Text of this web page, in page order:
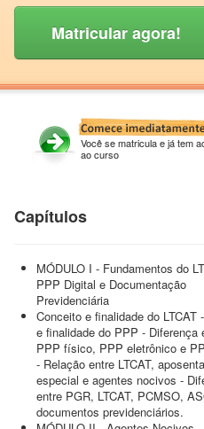
Matricular agora!
Você se matricula e já tem
ao curso
Capítulos
MÓDULO I - Fundamentos do
PPP Digital e Documentação
Previdenciária
Conceito e finalidade do LTCAT
e finalidade do PPP - Diferença
PPP físico, PPP eletrônico e
- Relação entre LTCAT,
especial e agentes nocivos -
entre PGR, LTCAT, PCMSO,
documentos previdenciários.